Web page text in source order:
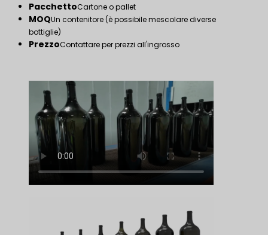
PacchettoCartone o pallet
MOQUn contenitore (è possibile mescolare diverse
bottiglie)
PrezzoContattare per prezzi all'ingrosso